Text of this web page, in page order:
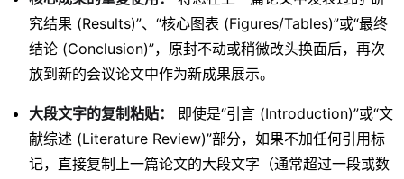
究结果 (Results)”、“核心图表 (Figures/Tables)”或“最终
结论 (Conclusion)”，原封不动或稍微改头换面后，再次
放到新的会议论文中作为新成果展示。
大段文字的复制粘贴：
即使是“引言 (Introduction)”或“文
献综述 (Literature Review)”部分，如果不加任何引用标
记，直接复制上一篇论文的大段文字（通常超过一段或数